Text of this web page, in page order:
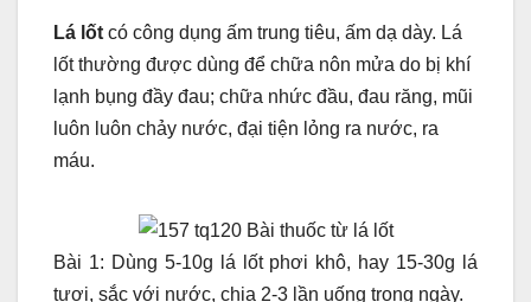
Lá lốt có công dụng ấm trung tiêu, ấm dạ dày. Lá
lốt thường được dùng để chữa nôn mửa do bị khí
lạnh bụng đầy đau; chữa nhức đầu, đau răng, mũi
luôn luôn chảy nước, đại tiện lỏng ra nước, ra
máu.
Bài 1: Dùng 5-10g lá lốt phơi khô, hay 15-30g lá
tươi, sắc với nước, chia 2-3 lần uống trong ngày.